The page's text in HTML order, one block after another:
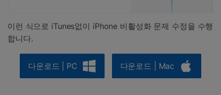
이런 식으로 iTunes없이 iPhone 비활성화 문제 수정을 수행
합니다.
다운로드 | PC 다운로드 | Mac